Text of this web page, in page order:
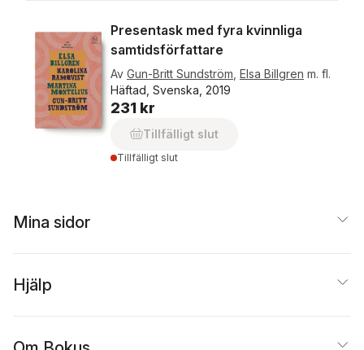
Presentask med fyra kvinnliga
samtidsförfattare
Av Gun-Britt Sundström Elsa Billgren m. fl.
Häftad, Svenska, 2019
231 kr
Tillfälligt slut
Tillfälligt slut
Mina sidor
Hjälp